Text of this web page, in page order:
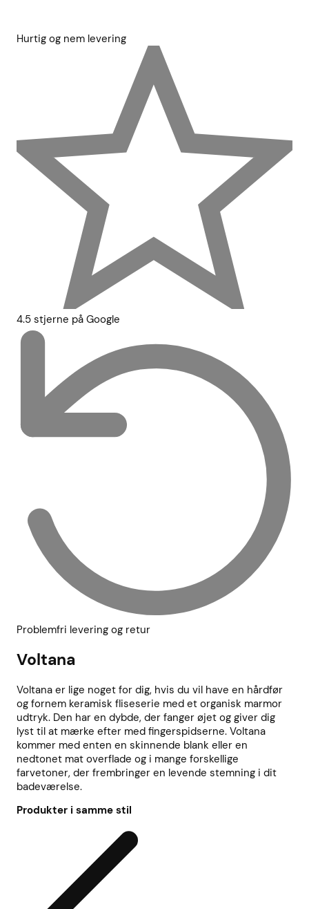
Hurtig og nem levering
4.5 stjerne på Google
Problemfri levering og retur
Voltana
Voltana er lige noget for dig, hvis du vil have en hårdfør
og fornem keramisk fliseserie med et organisk marmor
udtryk. Den har en dybde, der fanger øjet og giver dig
lyst til at mærke efter med fingerspidserne. Voltana
kommer med enten en skinnende blank eller en
nedtonet mat overflade og i mange forskellige
farvetoner, der frembringer en levende stemning i dit
badeværelse.
Produkter i samme stil